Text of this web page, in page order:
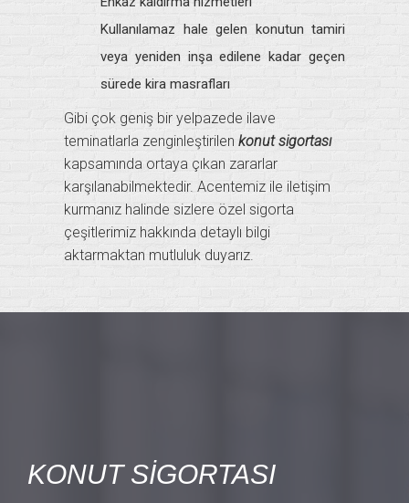
Kullanılamaz hale gelen konutun tamiri
veya yeniden inşa edilene kadar geçen
sürede kira masrafları
Gibi çok geniş bir yelpazede ilave
teminatlarla zenginleştirilen konut sigortası
kapsamında ortaya çıkan zararlar
karşılanabilmektedir. Acentemiz ile iletişim
kurmanız halinde sizlere özel sigorta
çeşitlerimiz hakkında detaylı bilgi
aktarmaktan mutluluk duyarız.
KONUT SİGORTASI